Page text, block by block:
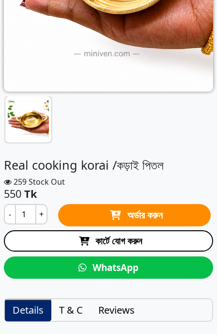
Real cooking korai /কড়াই পিতল
259 Stock Out
550 Tk
- + অর্ডার করুন
কার্টে যোগ করুন
WhatsApp
Details T & C Reviews